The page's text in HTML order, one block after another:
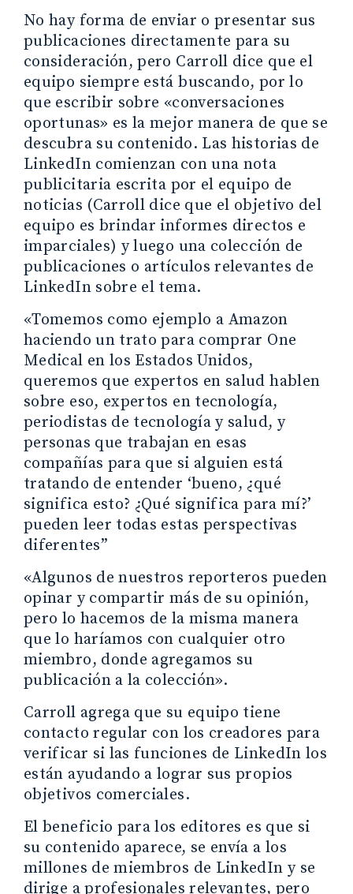
No hay forma de enviar o presentar sus
publicaciones directamente para su
consideración, pero Carroll dice que el
equipo siempre está buscando, por lo
que escribir sobre «conversaciones
oportunas» es la mejor manera de que se
descubra su contenido. Las historias de
LinkedIn comienzan con una nota
publicitaria escrita por el equipo de
noticias (Carroll dice que el objetivo del
equipo es brindar informes directos e
imparciales) y luego una colección de
publicaciones o artículos relevantes de
LinkedIn sobre el tema.
«Tomemos como ejemplo a Amazon
haciendo un trato para comprar One
Medical en los Estados Unidos,
queremos que expertos en salud hablen
sobre eso, expertos en tecnología,
periodistas de tecnología y salud, y
personas que trabajan en esas
compañías para que si alguien está
tratando de entender ‘bueno, ¿qué
significa esto? ¿Qué significa para mí?’
pueden leer todas estas perspectivas
diferentes”
«Algunos de nuestros reporteros pueden
opinar y compartir más de su opinión,
pero lo hacemos de la misma manera
que lo haríamos con cualquier otro
miembro, donde agregamos su
publicación a la colección».
Carroll agrega que su equipo tiene
contacto regular con los creadores para
verificar si las funciones de LinkedIn los
están ayudando a lograr sus propios
objetivos comerciales.
El beneficio para los editores es que si
su contenido aparece, se envía a los
millones de miembros de LinkedIn y se
dirige a profesionales relevantes, pero